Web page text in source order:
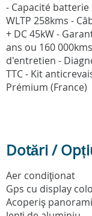
- Capacité batterie
WLTP 258kms -
+ DC 45kW -
ans ou 160
d'entretien -
TTC - Kit
Prémium (France)
Dotări /
Aer condiţionat
Gps cu display
Acoperiş